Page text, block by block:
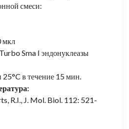
смеси:
мкл
Sma I эндонуклеазы
в течение 15 мин.
R.I., J. Mol. Biol. 112: 521-